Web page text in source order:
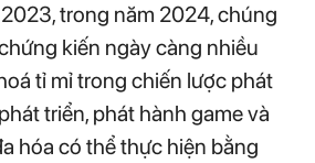
trong năm 2024, chúng
kiến ngày càng nhiều
tỉ mỉ trong chiến lược phát
triển, phát hành game và
hóa có thể thực hiện bằng